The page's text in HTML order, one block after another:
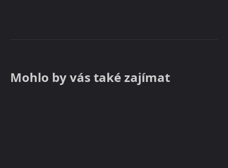
Mohlo by vás také zajímat